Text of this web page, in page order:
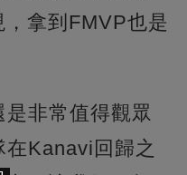
拿到FMVP也是
非常值得觀眾
Kanavi回歸之